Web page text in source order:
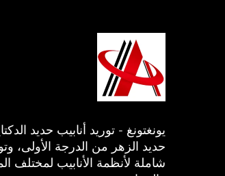
يونغتونغ - توريد أنابيب حديد
حديد الزهر من الدرجة الأولى،
شاملة لأنظمة الأنابيب لمختلف